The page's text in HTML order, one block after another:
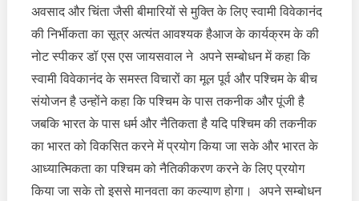
अवसाद और चिंता जैसी बीमारियों से मुक्ति के लिए स्वामी विवेकानंद
की निर्भीकता का सूत्र अत्यंत आवश्यक हैआज के कार्यक्रम के की
नोट स्पीकर डॉ एस एस जायसवाल ने अपने सम्बोधन में कहा कि
स्वामी विवेकानंद के समस्त विचारों का मूल पूर्व और पश्चिम के बीच
संयोजन है उन्होंने कहा कि पश्चिम के पास तकनीक और पूंजी है
जबकि भारत के पास धर्म और नैतिकता है यदि पश्चिम की तकनीक
का भारत को विकसित करने में प्रयोग किया जा सके और भारत के
आध्यात्मिकता का पश्चिम को नैतिकीकरण करने के लिए प्रयोग
किया जा सके तो इससे मानवता का कल्याण होगा। अपने सम्बोधन